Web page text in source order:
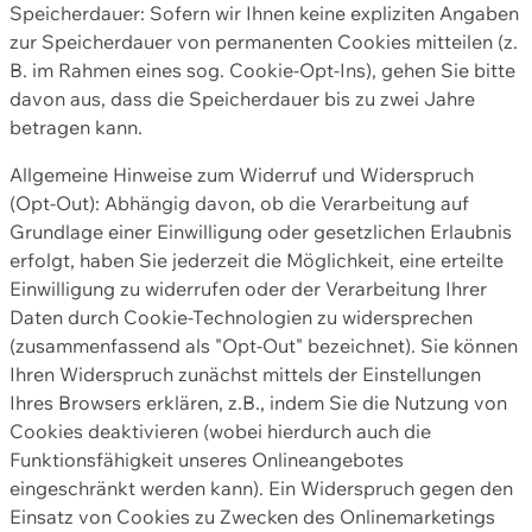
Speicherdauer: Sofern wir Ihnen keine expliziten Angaben
zur Speicherdauer von permanenten Cookies mitteilen (z.
B. im Rahmen eines sog. Cookie-Opt-Ins), gehen Sie bitte
davon aus, dass die Speicherdauer bis zu zwei Jahre
betragen kann.
Allgemeine Hinweise zum Widerruf und Widerspruch
(Opt-Out): Abhängig davon, ob die Verarbeitung auf
Grundlage einer Einwilligung oder gesetzlichen Erlaubnis
erfolgt, haben Sie jederzeit die Möglichkeit, eine erteilte
Einwilligung zu widerrufen oder der Verarbeitung Ihrer
Daten durch Cookie-Technologien zu widersprechen
(zusammenfassend als "Opt-Out" bezeichnet). Sie können
Ihren Widerspruch zunächst mittels der Einstellungen
Ihres Browsers erklären, z.B., indem Sie die Nutzung von
Cookies deaktivieren (wobei hierdurch auch die
Funktionsfähigkeit unseres Onlineangebotes
eingeschränkt werden kann). Ein Widerspruch gegen den
Einsatz von Cookies zu Zwecken des Onlinemarketings